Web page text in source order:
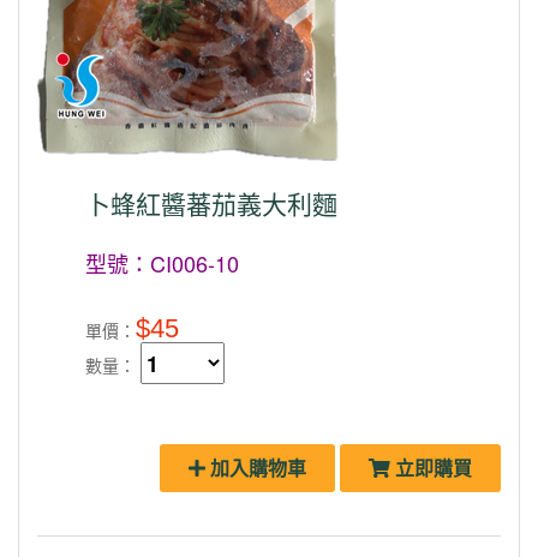
卜蜂紅醬蕃茄義大利麵
型號：CI006-10
單價： $45
數量：
加入購物車 立即購買